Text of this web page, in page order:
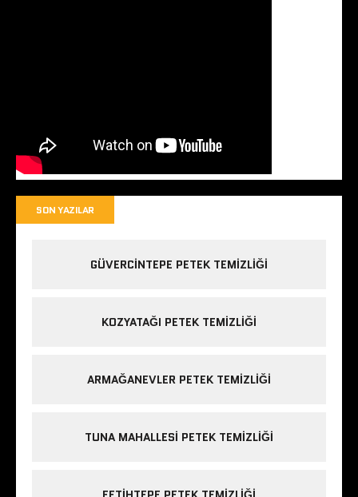
SON YAZILAR
GÜVERCINTEPE PETEK TEMIZLIĞI
KOZYATAĞI PETEK TEMIZLIĞI
ARMAĞANEVLER PETEK TEMIZLIĞI
TUNA MAHALLESI PETEK TEMIZLIĞI